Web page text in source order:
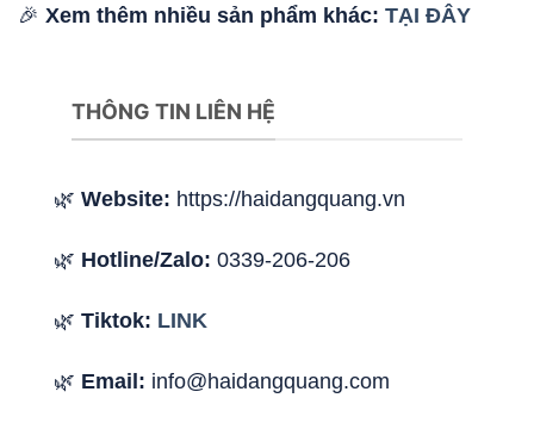
🎉 Xem thêm nhiều sản phẩm khác: TẠI ĐÂY
THÔNG TIN LIÊN HỆ
🌿 Website: https://haidangquang.vn
🌿 Hotline/Zalo: 0339-206-206
🌿 Tiktok: LINK
🌿 Email: info@haidangquang.com